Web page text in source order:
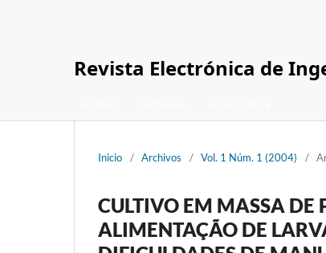
Revista Electrónica de
Inicio / Archivos / Vol. 1 Núm. 1 (2004) /
CULTIVO EM MASSA DE
ALIMENTAÇÃO DE